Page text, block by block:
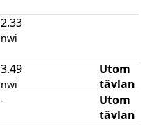
2.33
nwi
3.49
nwi
Utom
tävlan
-
Utom
tävlan